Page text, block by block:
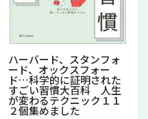
ハーバード、スタンフォ
ード、オックスフォー
ド…科学的に証明された
すごい習慣大百科 人生
が変わるテクニック１１
２個集めました